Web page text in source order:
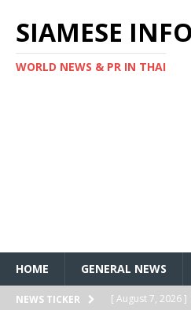
SIAMESE
WORLD NEWS & PR IN THAI
HOME GENERAL NEWS
NEWS TICKER [ August 7, 2026 ]